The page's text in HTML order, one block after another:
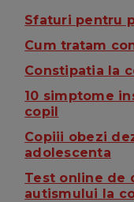
Sfaturi pentru
Cum tratam
Constipatia la
10 simptome
copil
Copiii obezi
adolescenta
Test online de
autismului la